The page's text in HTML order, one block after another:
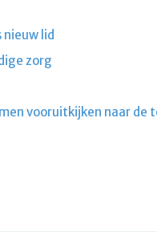
lid
zorg
vooruitkijken naar de